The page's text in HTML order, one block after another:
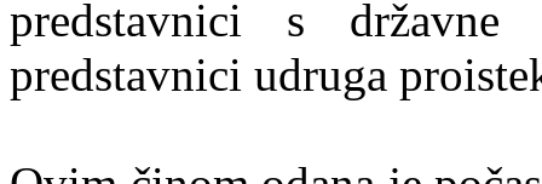
predstavnici s
predstavnici udruga